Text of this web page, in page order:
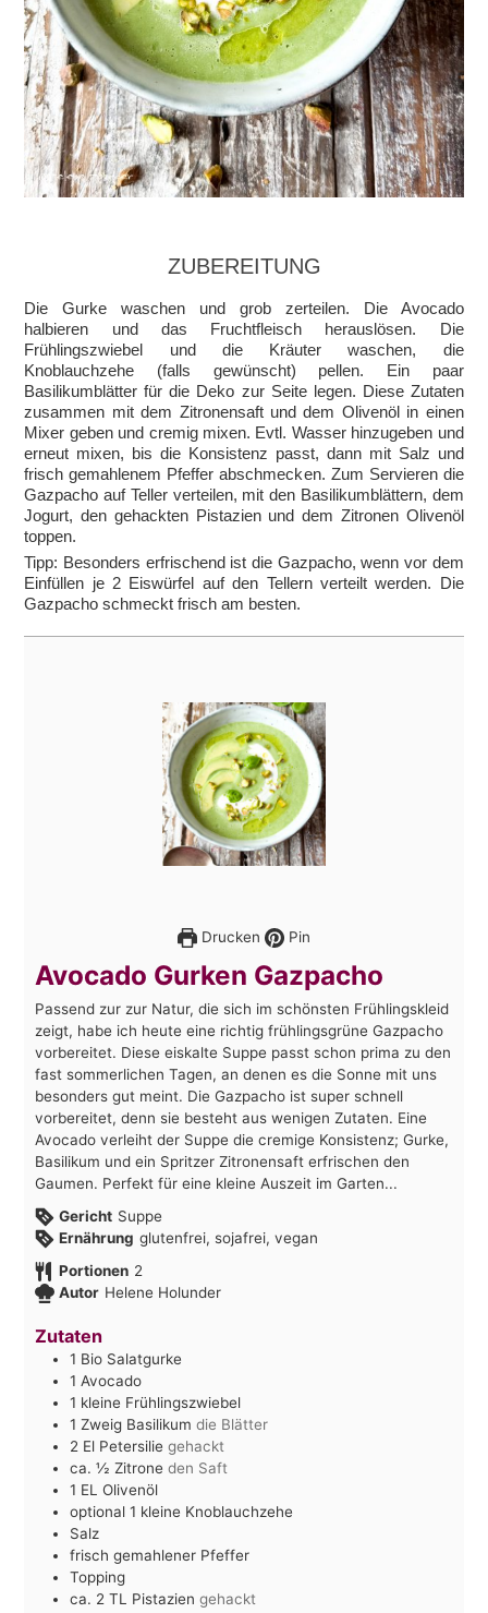
ZUBEREITUNG
Die Gurke waschen und grob zerteilen. Die Avocado
halbieren und das Fruchtfleisch herauslösen. Die
Frühlingszwiebel und die Kräuter waschen, die
Knoblauchzehe (falls gewünscht) pellen. Ein paar
Basilikumblätter für die Deko zur Seite legen. Diese Zutaten
zusammen mit dem Zitronensaft und dem Olivenöl in einen
Mixer geben und cremig mixen. Evtl. Wasser hinzugeben und
erneut mixen, bis die Konsistenz passt, dann mit Salz und
frisch gemahlenem Pfeffer abschmecken. Zum Servieren die
Gazpacho auf Teller verteilen, mit den Basilikumblättern, dem
Jogurt, den gehackten Pistazien und dem Zitronen Olivenöl
toppen.
Tipp: Besonders erfrischend ist die Gazpacho, wenn vor dem
Einfüllen je 2 Eiswürfel auf den Tellern verteilt werden. Die
Gazpacho schmeckt frisch am besten.
Drucken Pin
Avocado Gurken Gazpacho
Passend zur zur Natur, die sich im schönsten Frühlingskleid
zeigt, habe ich heute eine richtig frühlingsgrüne Gazpacho
vorbereitet. Diese eiskalte Suppe passt schon prima zu den
fast sommerlichen Tagen, an denen es die Sonne mit uns
besonders gut meint. Die Gazpacho ist super schnell
vorbereitet, denn sie besteht aus wenigen Zutaten. Eine
Avocado verleiht der Suppe die cremige Konsistenz; Gurke,
Basilikum und ein Spritzer Zitronensaft erfrischen den
Gaumen. Perfekt für eine kleine Auszeit im Garten...
Gericht Suppe
Ernährung glutenfrei, sojafrei, vegan
Portionen 2
Autor Helene Holunder
Zutaten
1 Bio Salatgurke
1 Avocado
1 kleine Frühlingszwiebel
1 Zweig Basilikum die Blätter
2 El Petersilie gehackt
ca. ½Zitrone den Saft
1 EL Olivenöl
optional 1 kleine Knoblauchzehe
Salz
frisch gemahlener Pfeffer
Topping
ca. 2 TL Pistazien gehackt